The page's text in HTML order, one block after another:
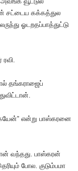
சட்டைய கக்கத்துல
ஓடறதப்பாத்துட்டு
ரவி.
தங்கராஜைப்
என்று பாஸ்கரனை
வந்தது. பாஸ்கரன்
போல. குடும்பமா